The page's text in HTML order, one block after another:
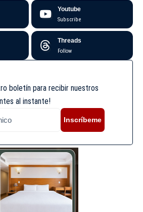
Youtube
Subscribe
Threads
Follow
boletín para recibir nuestros
al instante!
Inscríbeme